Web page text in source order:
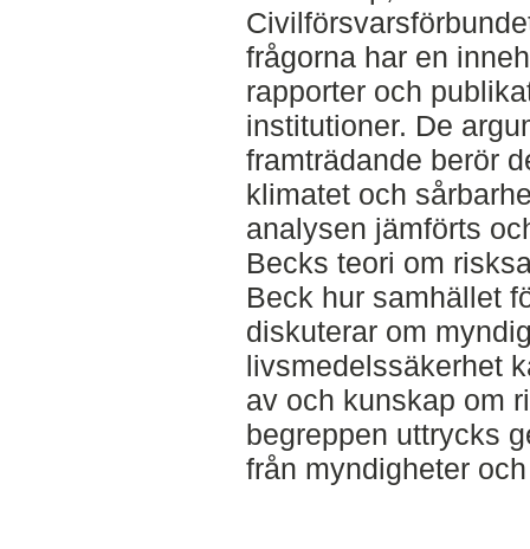
frågorna har en
rapporter och
institutioner. De
framträdande berör
klimatet och
analysen jämförts
Becks teori om
Beck hur samhället
diskuterar om
livsmedelssäkerhet
av och kunskap om
begreppen uttrycks
från myndigheter